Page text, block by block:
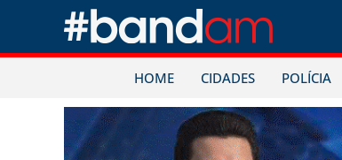
HOME CIDADES POLÍCIA